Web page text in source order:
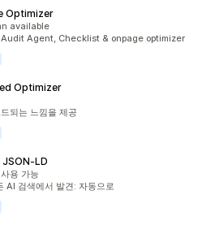
Optimizer
available
Agent, Checklist & onpage optimizer
Optimizer
되는 느낌을 제공
용 가능
AI 검색에서 발견: 자동으로